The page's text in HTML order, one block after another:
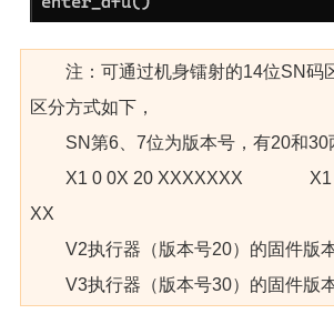
注：可通过机身镭射的14位SN码
区分方式如下，
SN第6、7位为版本号，有20和30
X1 0 0X 20 XXXXXXX X1 0
XX
V2执行器（版本号20）的固件版
V3执行器（版本号30）的固件版